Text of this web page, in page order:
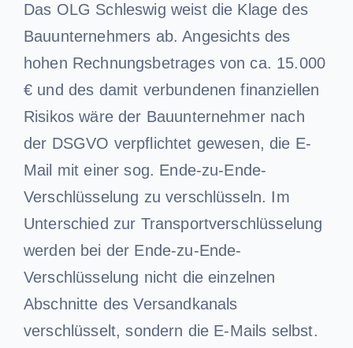
Das OLG Schleswig weist die Klage des
Bauunternehmers ab. Angesichts des
hohen Rechnungsbetrages von ca. 15.000
€ und des damit verbundenen finanziellen
Risikos wäre der Bauunternehmer nach
der DSGVO verpflichtet gewesen, die E-
Mail mit einer sog. Ende-zu-Ende-
Verschlüsselung zu verschlüsseln. Im
Unterschied zur Transportverschlüsselung
werden bei der Ende-zu-Ende-
Verschlüsselung nicht die einzelnen
Abschnitte des Versandkanals
verschlüsselt, sondern die E-Mails selbst.